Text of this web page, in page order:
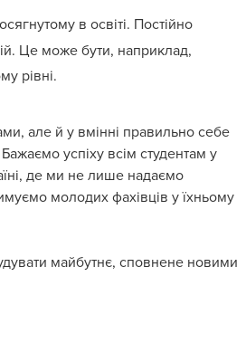
в освіті. Постійно
Це може бути, наприклад,
рівні.
але й у вмінні правильно себе
успіху всім студентам у
, де ми не лише надаємо
молодих фахівців у їхньому
майбутнє, сповнене новими